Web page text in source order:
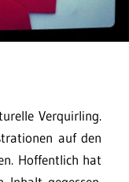
Verquirling.
auf den
Hoffentlich hat